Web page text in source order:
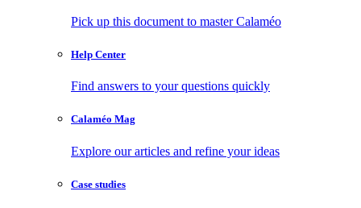
Pick up this document to master Calaméo
Help Center
Find answers to your questions quickly
Calaméo Mag
Explore our articles and refine your ideas
Case studies